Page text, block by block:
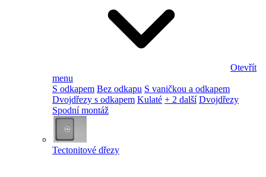
Otevřít
menu
S odkapem Bez odkapu S vaničkou a odkapem
Dvojdřezy s odkapem Kulaté + 2 další Dvojdřezy
Spodní montáž
Tectonitové dřezy